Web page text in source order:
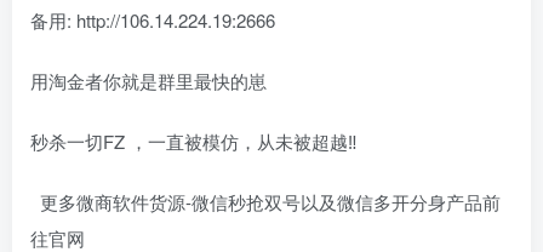
备用: http://106.14.224.19:2666
用淘金者你就是群里最快的崽
秒杀一切FZ ，一直被模仿，从未被超越‼️
更多微商软件货源-微信秒抢双号以及微信多开分身产品前
往官网